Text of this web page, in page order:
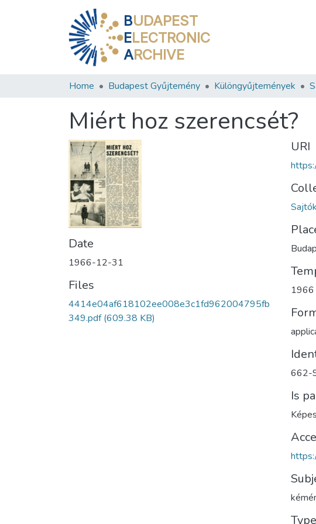
BUDAPEST
ELECTRONIC
ARCHIVE
Home Budapest Gyűjtemény Különgyűjtemények
Miért hoz szerencsét?
Date
1966-12-31
Files
4414e04af618102ee008e3c1fd962004795fb
349.pdf(609.38 KB)
URI
1966
662-
Is
Type